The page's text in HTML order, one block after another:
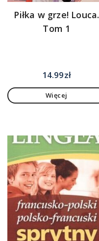
Piłka w grze! Louca.
Tom 1
14.99zł
Więcej